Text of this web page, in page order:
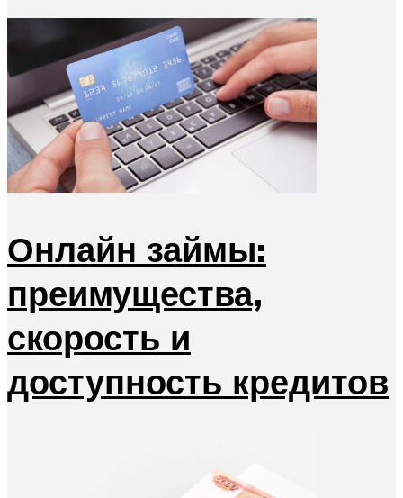
Онлайн займы:
преимущества,
скорость и
доступность кредитов